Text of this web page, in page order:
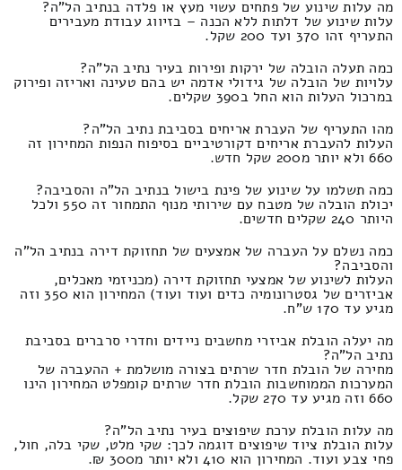
מה עלות שינוע של פתחים עשוי מעץ או פלדה בנתיב הל"ה?
עלות שינוע של דלתות ללא הכנה – בזיווג עבודת מעבירים
התעריף זהו 370 ועד 200 שקל.
כמה תעלה הובלה של ירקות ופירות בעיר נתיב הל"ה?
עלויות של הובלה של גידולי אדמה יש בהם טעינה ואריזה ופירוק
במרכול העלות הוא החל ב390 שקלים.
מהו התעריף של העברת אריחים בסביבת נתיב הל"ה?
העלות להעברת אריחים דקורטיביים בסיפוח הנפות המחירון זה
660 ולא יותר מ200 שקל חדש.
כמה תשלמו על שינוע של פינת בישול בנתיב הל"ה והסביבה?
יכולת הובלה של מטבח עם שירותי מנוף התמחור זה 550 ולכל
היותר 240 שקלים חדשים.
כמה נשלם על העברה של אמצעים של תחזוקת דירה בנתיב הל"ה
והסביבה?
העלות לשינוע של אמצעי תחזוקת דירה (מכניזמי מאכלים,
אביזרים של גסטרונומיה כדים ועוד ועוד) המחירון הוא 350 וזה
מגיע עד 170 ש"ח.
מה יעלה הובלת אביזרי מחשבים ניידים וחדרי סרברים בסביבת
נתיב הל"ה?
מחירה של הובלת חדר שרתים בצורה מושלמת + ההעברה של
המערכות הממוחשבות הובלת חדר שרתים קומפלט המחירון הינו
660 וזה מגיע עד 270 שקל.
מה עלות הובלת ערכת שיפוצים בעיר נתיב הל"ה?
עלות הובלת ציוד שיפוצים דוגמה לכך: שקי מלט, שקי בלה, חול,
פחי צבע ועוד. המחירון הוא 410 ולא יותר מ300 ₪.